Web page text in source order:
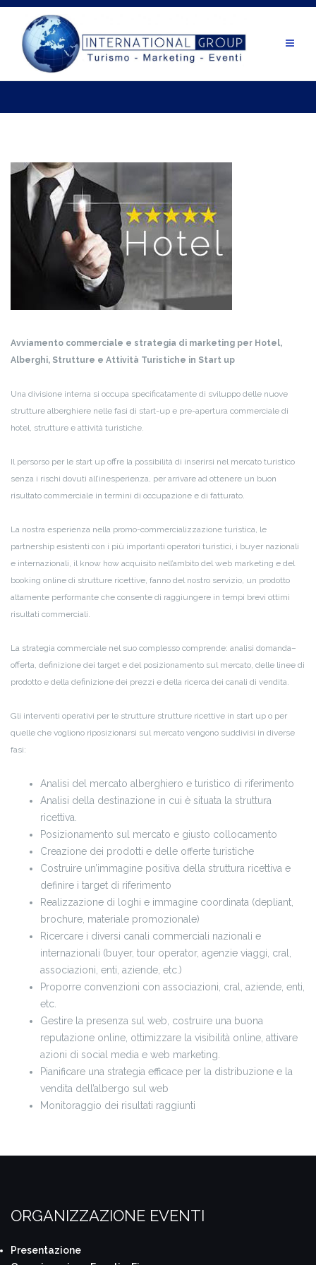
contenuto
Avviamento commerciale e strategia di marketing per Hotel,
Alberghi, Strutture e Attività Turistiche in Start up
Una divisione interna si occupa specificatamente di sviluppo delle nuove
strutture alberghiere nelle fasi di start-up e pre-apertura commerciale di
hotel, strutture e attività turistiche.
Il persorso per le start up offre la possibilità di inserirsi nel mercato turistico
senza i rischi dovuti all’inesperienza, per arrivare ad ottenere un buon
risultato commerciale in termini di occupazione e di fatturato.
La nostra esperienza nella promo-commercializzazione turistica, le
partnership esistenti con i più importanti operatori turistici, i buyer nazionali
e internazionali, il know how acquisito nell’ambito del web marketing e del
booking online di strutture ricettive, fanno del nostro servizio, un prodotto
altamente performante che consente di raggiungere in tempi brevi ottimi
risultati commerciali.
La strategia commerciale nel suo complesso comprende: analisi domanda–
offerta, definizione dei target e del posizionamento sul mercato, delle linee di
prodotto e della definizione dei prezzi e della ricerca dei canali di vendita.
Gli interventi operativi per le strutture strutture ricettive in start up o per
quelle che vogliono riposizionarsi sul mercato vengono suddivisi in diverse
fasi:
Analisi del mercato alberghiero e turistico di riferimento
Analisi della destinazione in cui è situata la struttura
ricettiva.
Posizionamento sul mercato e giusto collocamento
Creazione dei prodotti e delle offerte turistiche
Costruire un’immagine positiva della struttura ricettiva e
definire i target di riferimento
Realizzazione di loghi e immagine coordinata (depliant,
brochure, materiale promozionale)
Ricercare i diversi canali commerciali nazionali e
internazionali (buyer, tour operator, agenzie viaggi, cral,
associazioni, enti, aziende, etc.)
Proporre convenzioni con associazioni, cral, aziende, enti,
etc.
Gestire la presenza sul web, costruire una buona
reputazione online, ottimizzare la visibilità online, attivare
azioni di social media e web marketing.
Pianificare una strategia efficace per la distribuzione e la
vendita dell’albergo sul web
Monitoraggio dei risultati raggiunti
ORGANIZZAZIONE EVENTI
Presentazione